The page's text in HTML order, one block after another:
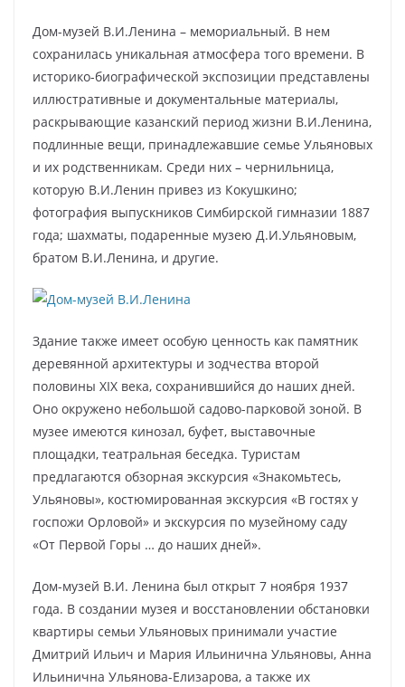
Дом-музей В.И.Ленина – мемориальный. В нем
сохранилась уникальная атмосфера того времени. В
историко-биографической экспозиции представлены
иллюстративные и документальные материалы,
раскрывающие казанский период жизни В.И.Ленина,
подлинные вещи, принадлежавшие семье Ульяновых
и их родственникам. Среди них – чернильница,
которую В.И.Ленин привез из Кокушкино;
фотография выпускников Симбирской гимназии 1887
года; шахматы, подаренные музею Д.И.Ульяновым,
братом В.И.Ленина, и другие.
Здание также имеет особую ценность как памятник
деревянной архитектуры и зодчества второй
половины XIX века, сохранившийся до наших дней.
Оно окружено небольшой садово-парковой зоной. В
музее имеются кинозал, буфет, выставочные
площадки, театральная беседка. Туристам
предлагаются обзорная экскурсия «Знакомьтесь,
Ульяновы», костюмированная экскурсия «В гостях у
госпожи Орловой» и экскурсия по музейному саду
«От Первой Горы … до наших дней».
Дом-музей В.И. Ленина был открыт 7 ноября 1937
года. В создании музея и восстановлении обстановки
квартиры семьи Ульяновых принимали участие
Дмитрий Ильич и Мария Ильинична Ульяновы, Анна
Ильинична Ульянова-Елизарова, а также их